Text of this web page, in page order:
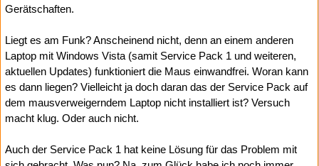
Gerätschaften.
Liegt es am Funk? Anscheinend nicht, denn an einem anderen
Laptop mit Windows Vista (samit Service Pack 1 und weiteren,
aktuellen Updates) funktioniert die Maus einwandfrei. Woran kann
es dann liegen? Vielleicht ja doch daran das der Service Pack auf
dem mausverweigerndem Laptop nicht installiert ist? Versuch
macht klug. Oder auch nicht.
Auch der Service Pack 1 hat keine Lösung für das Problem mit